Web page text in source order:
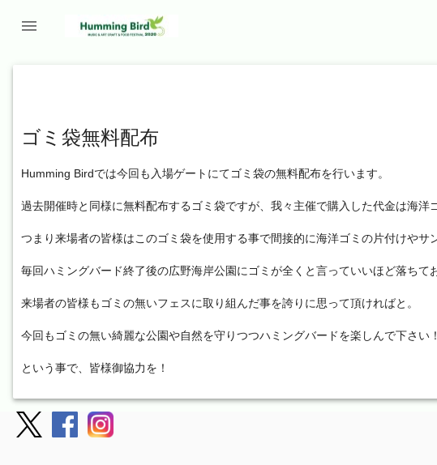

ゴミ袋無料配布
Humming Birdでは今回も入場ゲートにてゴミ袋の無料配布を行います。
過去開催時と同様に無料配布するゴミ袋ですが、我々主催で購入した代金は海洋
つまり来場者の皆様はこのゴミ袋を使用する事で間接的に海洋ゴミの片付けや
毎回ハミングバード終了後の広野海岸公園にゴミが全くと言っていいほど落ち
来場者の皆様もゴミの無いフェスに取り組んだ事を誇りに思って頂ければと。
今回もゴミの無い綺麗な公園や自然を守りつつハミングバードを楽しんで下さい！
という事で、皆様御協力を！